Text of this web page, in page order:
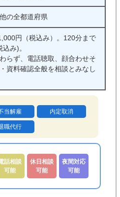
の全都道府県
円（税込み）。120分まで
み)。
らず、電話聴取、顔合わせそ
資料確認全般を相談とみなし
無料となるのは、詳細な回答
を行うべき事案に関する当該
（ご相談を受け付けられるか
めの準備的なご相談）の場合
当解雇 内定取消
職代行
話相談
可能
休日相談
可能
夜間対応
可能